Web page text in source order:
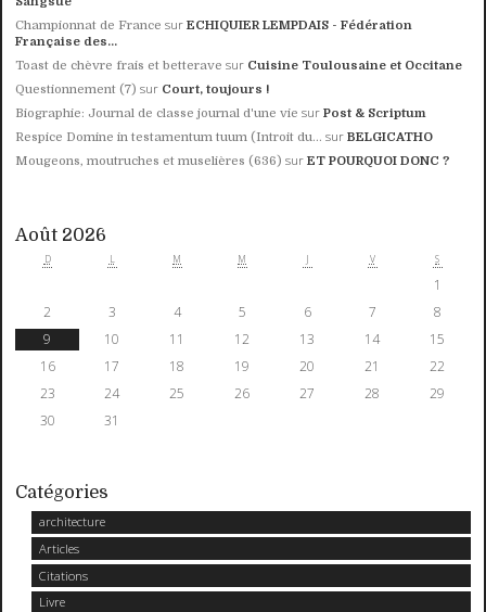
Championnat de France surECHIQUIER LEMPDAIS - Fédération
Française des...
Toast de chèvre frais et betterave sur Cuisine Toulousaine et Occitane
Questionnement (7) sur Court, toujours !
Biographie: Journal de classe journal d'une vie surPost & Scriptum
Respice Domine in testamentum tuum (Introit du... surBELGICATHO
Mougeons, moutruches et muselières (636) surET POURQUOI DONC ?
Août 2026
D L M M V S
1
2
3 4 5 6 7
8
9
10 11 12 13 14
15
16
17 18 19 20 21
22
23
24 25 26 27 28
29
30
31
Catégories
architecture
Articles
Citations
Livre